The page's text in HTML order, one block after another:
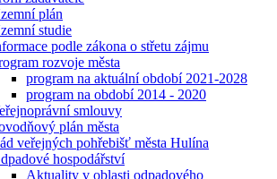
plán
studie
podle zákona o střetu zájmu
rozvoje města
program na aktuální období 2021-2028
program na období 2014 - 2020
smlouvy
plán města
veřejných pohřebišť města Hulína
hospodářství
Aktuality v oblasti odpadového